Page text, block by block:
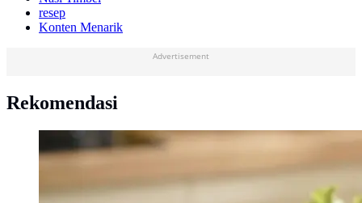
resep
Konten Menarik
Advertisement
Rekomendasi